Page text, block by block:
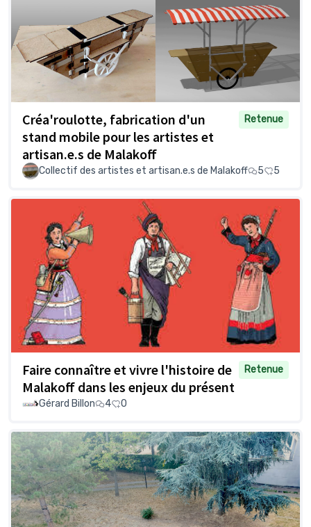
Créa'roulotte, fabrication d'un
stand mobile pour les artistes et
artisan.e.s de Malakoff
Retenue
Collectif des artistes et artisan.e.s de Malakoff 5 5
Faire connaître et vivre l'histoire de
Malakoff dans les enjeux du présent
Retenue
Gérard Billon 4 0